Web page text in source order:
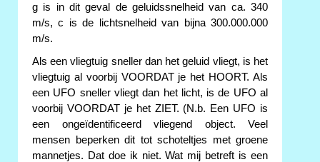
g is in dit geval de geluidssnelheid van ca. 340
m/s, c is de lichtsnelheid van bijna 300.000.000
m/s.
Als een vliegtuig sneller dan het geluid vliegt, is het
vliegtuig al voorbij VOORDAT je het HOORT. Als
een UFO sneller vliegt dan het licht, is de UFO al
voorbij VOORDAT je het ZIET. (N.b. Een UFO is
een ongeïdentificeerd vliegend object. Veel
mensen beperken dit tot schoteltjes met groene
mannetjes. Dat doe ik niet. Wat mij betreft is een